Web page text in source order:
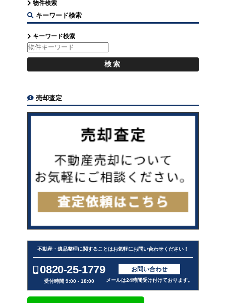
物件検索
キーワード検索
キーワード検索
売却査定
不動産・遺品整理に関することはお気軽にお問い合わせください！
0820-25-1779
受付時間 9:00 - 18:00
お問い合わせ
メールは24時間受け付けております。